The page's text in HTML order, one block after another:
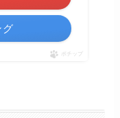
グ
ポチップ